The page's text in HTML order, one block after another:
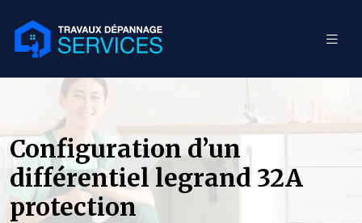
Configuration d’un
différentiel legrand 32A
protection